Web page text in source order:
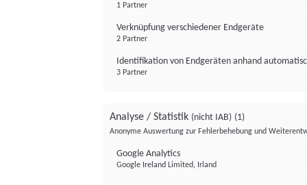
1 Partner
Verknüpfung verschiedener Endgeräte
2 Partner
Identifikation von Endgeräten anhand
3 Partner
Analyse / Statistik (nicht IAB) (1)
Anonyme Auswertung zur Fehlerbehebung und
Google Analytics
Google Ireland Limited, Irland